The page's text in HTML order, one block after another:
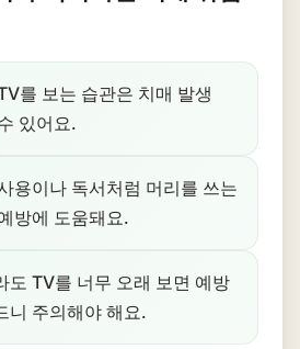
를 보는 습관은 치매 발생
있어요.
용이나 독서처럼 머리를 쓰는
방에 도움돼요.
도 TV를 너무 오래 보면 예방
니 주의해야 해요.